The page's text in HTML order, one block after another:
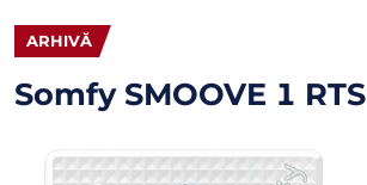
ARHIVĂ
Somfy SMOOVE 1 RTS